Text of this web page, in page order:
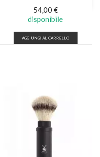
Prezzo
54,00 €
disponibile
AGGIUNGI AL CARRELLO